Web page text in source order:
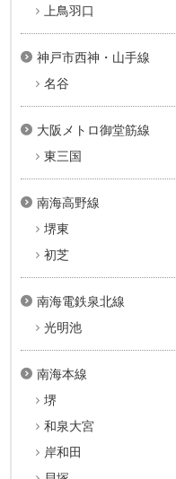
上鳥羽口
神戸市西神・山手線
名谷
大阪メトロ御堂筋線
東三国
南海高野線
堺東
初芝
南海電鉄泉北線
光明池
南海本線
堺
和泉大宮
岸和田